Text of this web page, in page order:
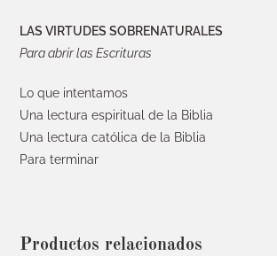
LAS VIRTUDES SOBRENATURALES
Para abrir las Escrituras
Lo que intentamos
Una lectura espiritual de la Biblia
Una lectura católica de la Biblia
Para terminar
Productos relacionados